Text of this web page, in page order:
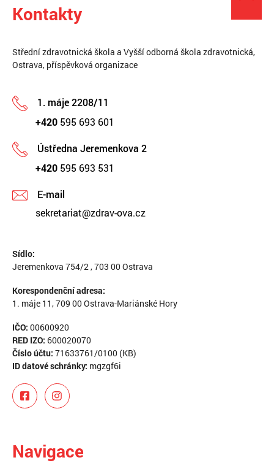
Kontakty
Střední zdravotnická škola a Vyšší odborná škola zdravotnická,
Ostrava, příspěvková organizace
1. máje 2208/11
+420 595 693 601
Ústředna Jeremenkova 2
+420 595 693 531
E-mail
sekretariat@zdrav-ova.cz
Sídlo:
Jeremenkova 754/2 , 703 00 Ostrava
Korespondenční adresa:
1. máje 11, 709 00 Ostrava-Mariánské Hory
IČO: 00600920
RED IZO: 600020070
Číslo účtu: 71633761/0100 (KB)
ID datové schránky: mgzgf6i
Navigace